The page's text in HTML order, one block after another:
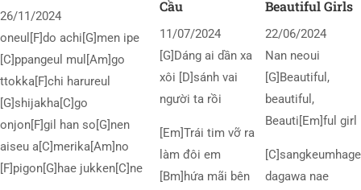
26/11/2024
oneul[F]do achi[G]men ipe
[C]ppangeul mul[Am]go
ttokka[F]chi harureul
[G]shijakha[C]go
onjon[F]gil han so[G]nen
aiseu a[C]merika[Am]no
[F]pigon[G]hae jukken[C]ne
Cầu
11/07/2024
[G]Dáng ai dần xa
xôi [D]sánh vai
người ta rồi
[Em]Trái tim vỡ ra
làm đôi em
[Bm]hứa mãi bên
Beautiful Girls
22/06/2024
Nan neoui
[G]Beautiful,
beautiful,
Beauti[Em]ful girl
[C]sangkeumhage
dagawa nae